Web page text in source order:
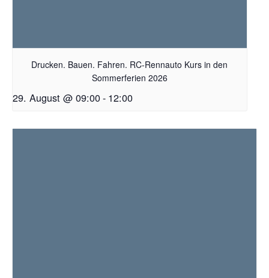
Drucken. Bauen. Fahren. RC-Rennauto Kurs in den
Sommerferien 2026
29. August @ 09:00- 12:00